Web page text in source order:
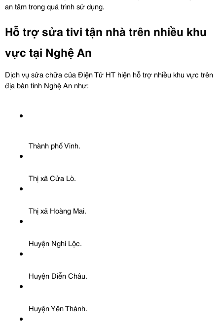
an tâm trong quá trình sử dụng.
Hỗ trợ sửa tivi tận nhà trên nhiều khu
vực tại Nghệ An
Dịch vụ sửa chữa của Điện Tử HT hiện hỗ trợ nhiều khu vực trên
địa bàn tỉnh Nghệ An như:
Thành phố Vinh.
Thị xã Cửa Lò.
Thị xã Hoàng Mai.
Huyện Nghi Lộc.
Huyện Diễn Châu.
Huyện Yên Thành.